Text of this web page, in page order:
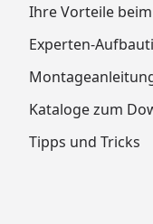
Ihre Vorteile
Experten-
Kataloge zum
Tipps und Tricks